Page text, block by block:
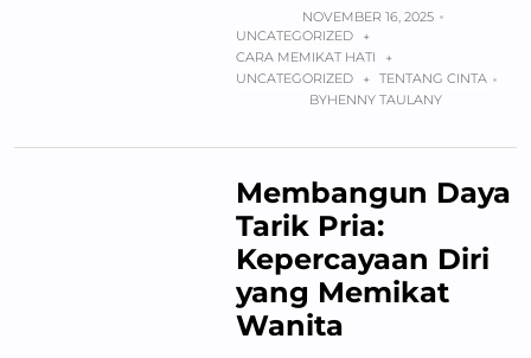
NOVEMBER 16, 2025
UNCATEGORIZED
+
CARA MEMIKAT HATI
+
UNCATEGORIZED
+ TENTANG CINTA
BYHENNY TAULANY
Membangun Daya
Tarik Pria:
Kepercayaan Diri
yang Memikat
Wanita